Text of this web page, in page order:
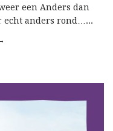
een Anders dan
echt anders rond…...